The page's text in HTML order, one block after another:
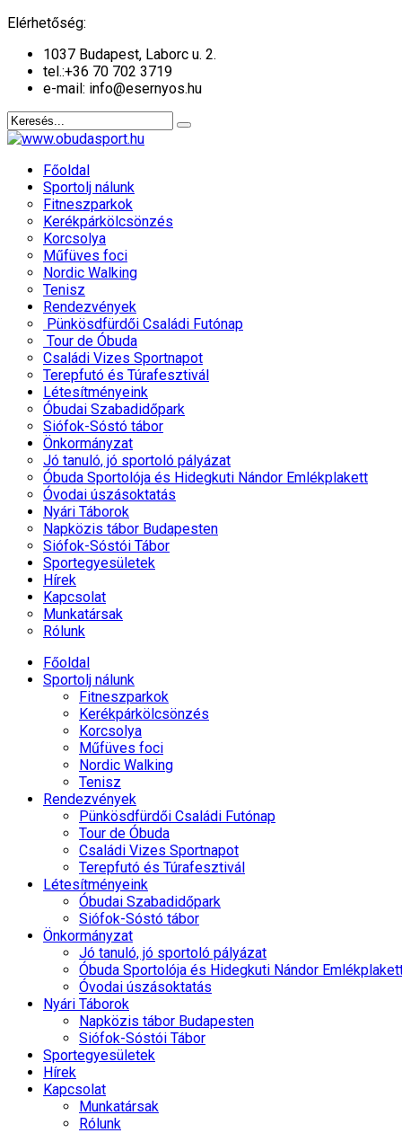
Elérhetőség:
1037 Budapest, Laborc u. 2.
tel.:+36 70 702 3719
e-mail: info@esernyos.hu
Főoldal
Sportolj nálunk
Fitneszparkok
Kerékpárkölcsönzés
Korcsolya
Műfüves foci
Nordic Walking
Tenisz
Rendezvények
Pünkösdfürdői Családi Futónap
Tour de Óbuda
Családi Vizes Sportnapot
Terepfutó és Túrafesztivál
Létesítményeink
Óbudai Szabadidőpark
Siófok-Sóstó tábor
Önkormányzat
Jó tanuló, jó sportoló pályázat
Óbuda Sportolója és Hidegkuti Nándor Emlékplakett
Óvodai úszásoktatás
Nyári Táborok
Napközis tábor Budapesten
Siófok-Sóstói Tábor
Sportegyesületek
Hírek
Kapcsolat
Munkatársak
Rólunk
Főoldal
Sportolj nálunk
Fitneszparkok
Kerékpárkölcsönzés
Korcsolya
Műfüves foci
Nordic Walking
Tenisz
Rendezvények
Pünkösdfürdői Családi Futónap
Tour de Óbuda
Családi Vizes Sportnapot
Terepfutó és Túrafesztivál
Létesítményeink
Óbudai Szabadidőpark
Siófok-Sóstó tábor
Önkormányzat
Jó tanuló, jó sportoló pályázat
Óbuda Sportolója és Hidegkuti Nándor
Óvodai úszásoktatás
Nyári Táborok
Napközis tábor Budapesten
Siófok-Sóstói Tábor
Sportegyesületek
Hírek
Kapcsolat
Munkatársak
Rólunk
év
hónap
év
hónap